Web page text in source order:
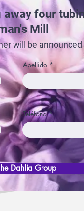
four
Mill
will be announced
Apellido
Teléfono
Dahlia Group